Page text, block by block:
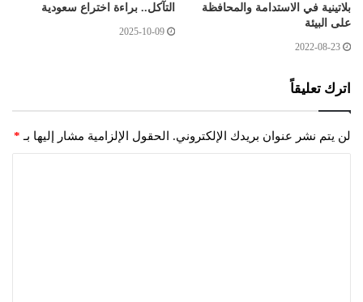
بلاتينية في الاستدامة والمحافظة
على البيئة
2022-08-23
التآكل.. براءة اختراع سعودية
2025-10-09
اترك تعليقاً
لن يتم نشر عنوان بريدك الإلكتروني. الحقول الإلزامية مشار إليها بـ *